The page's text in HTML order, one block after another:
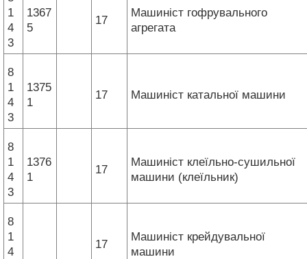
1
4
3
1367
5
17
Машиніст гофрувального
агрегата
8
1
4
3
1375
1
17 Машиніст катальної машини
8
1
4
3
1376
1
17
Машиніст клеїльно-сушильної
машини (клеїльник)
8
1
4
17
Машиніст крейдувальної
машини